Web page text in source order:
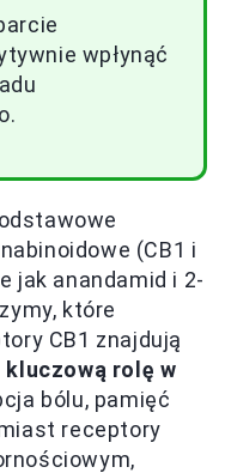
wpłynąć
(CB1 i
jak anandamid i 2-
które
CB1 znajdują
kluczową rolę w
bólu, pamięć
receptory